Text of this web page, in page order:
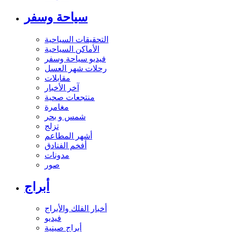
سياحة وسفر
التحقيقات السياحية
الأماكن السياحية
فيديو سياحة وسفر
رحلات شهر العسل
مقابلات
آخر الأخبار
منتجعات صحية
مغامرة
شمس و بحر
تزلج
أشهر المطاعم
أفخم الفنادق
مدونات
صور
أبراج
أخبار الفلك والأبراج
فيديو
أبراج صينية